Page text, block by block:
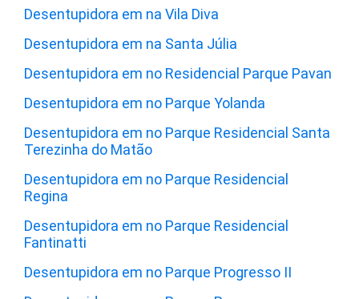
Desentupidora em na Vila Diva
Desentupidora em na Santa Júlia
Desentupidora em no Residencial Parque Pavan
Desentupidora em no Parque Yolanda
Desentupidora em no Parque Residencial Santa
Terezinha do Matão
Desentupidora em no Parque Residencial
Regina
Desentupidora em no Parque Residencial
Fantinatti
Desentupidora em no Parque Progresso II